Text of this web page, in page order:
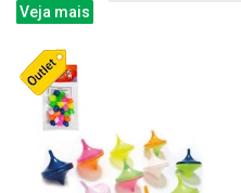
Veja mais